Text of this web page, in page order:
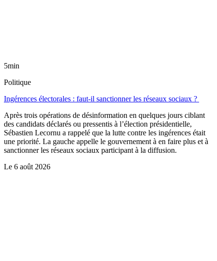
5min
Politique
Ingérences électorales : faut-il sanctionner les réseaux sociaux ?
Après trois opérations de désinformation en quelques jours ciblant
des candidats déclarés ou pressentis à l’élection présidentielle,
Sébastien Lecornu a rappelé que la lutte contre les ingérences était
une priorité. La gauche appelle le gouvernement à en faire plus et à
sanctionner les réseaux sociaux participant à la diffusion.
Le 6 août 2026